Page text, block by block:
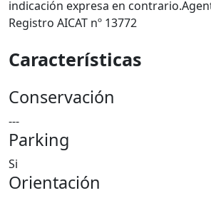
indicación expresa en
Registro AICAT nº 13772
Características
Conservación
---
Parking
Si
Orientación